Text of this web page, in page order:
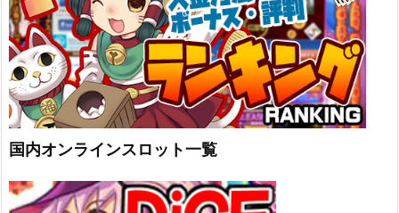
国内オンラインスロット一覧